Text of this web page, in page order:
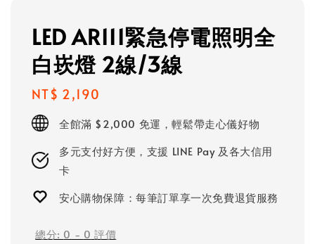
LED AR111緊急停電照明全
白崁燈 2線/3線
Regular
price
NT$ 2,190
全館滿 $2,000 免運，輕鬆帶走心儀好物
多元支付好方便，支援 LINE Pay 及各大信用
卡
安心購物保障：每筆訂單享一次免費退貨服務
總分: 0 - 0 評價